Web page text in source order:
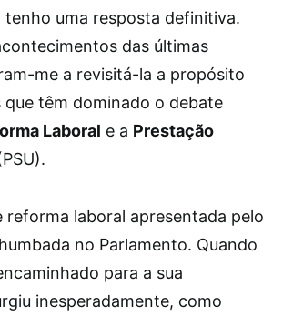
tenho uma resposta definitiva.
das últimas
me a revisitá-la a propósito
que têm dominado o debate
Laboral e a Prestação
reforma laboral apresentada pelo
no Parlamento. Quando
para a sua
inesperadamente, como